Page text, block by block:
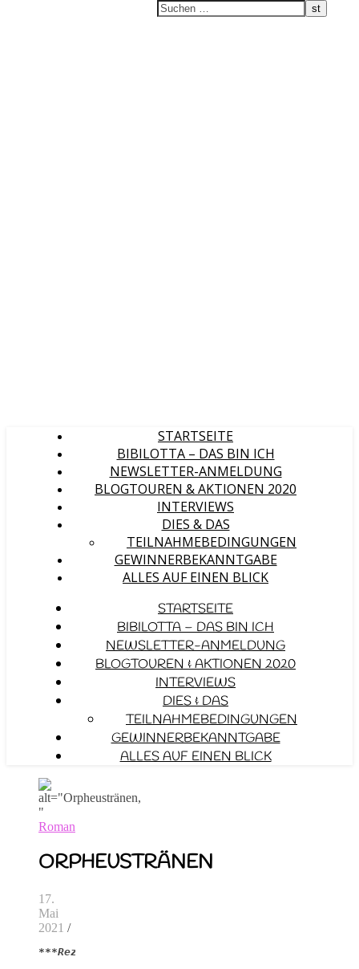
STARTSEITE
BIBILOTTA – DAS BIN ICH
NEWSLETTER-ANMELDUNG
BLOGTOUREN & AKTIONEN 2020
INTERVIEWS
DIES & DAS
TEILNAHMEBEDINGUNGEN
GEWINNERBEKANNTGABE
ALLES AUF EINEN BLICK
STARTSEITE
BIBILOTTA – DAS BIN ICH
NEWSLETTER-ANMELDUNG
BLOGTOUREN & AKTIONEN 2020
INTERVIEWS
DIES & DAS
TEILNAHMEBEDINGUNGEN
GEWINNERBEKANNTGABE
ALLES AUF EINEN BLICK
Roman
ORPHEUSTRÄNEN
17.
Mai
2021 /
***Rezensionsexemplar***